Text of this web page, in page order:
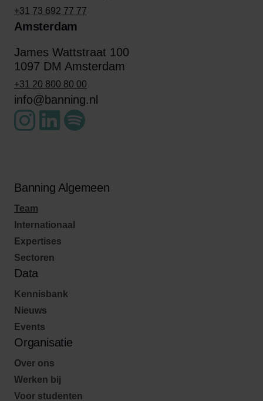
+31 73 692 77 77
Amsterdam
James Wattstraat 100
1097 DM Amsterdam
+31 20 800 80 00
info@banning.nl
Banning Algemeen
Team
Internationaal
Expertises
Sectoren
Data
Kennisbank
Nieuws
Events
Organisatie
Over ons
Werken bij
Voor studenten